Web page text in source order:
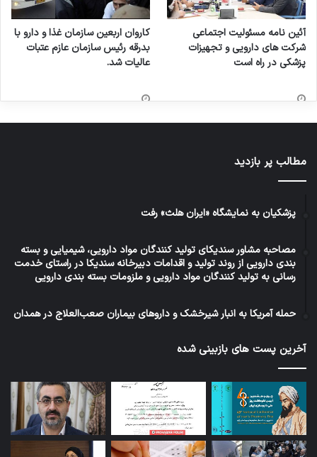
آئین نامه مسئولیت اجتماعی
شرکت های دارویی و تجهیزات
پزشکی در راه است
کاروان اربعین سازمان غذا و دارو با
بدرقه رئیس سازمان عازم عتبات
عالیات شد.
مطالب پر بازدید
پزشکیان به نمایشگاه «ایران هلث» رفت
مصاحبه مشاور سندیکای تولید کنندگان مواد دارویی، شیمیایی و بسته
بندی دارویی از روند تولید و اقدامات دبیرخانه سندیکا در راستای خدمت
رسانی به تولید کنندگان مواد دارویی و ملزومات بسته بندی دارویی
حمله آمریکا به انبار شیرخشک و داروهای بیماران صعب‌العلاج در همدان
آخرین پست های بازبینی شده